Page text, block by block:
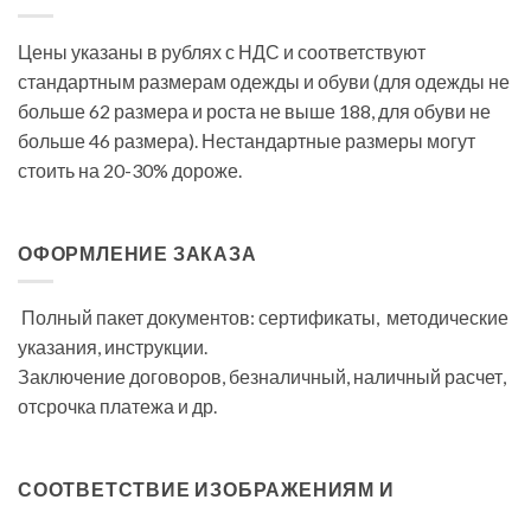
Цены указаны в рублях с НДС и соответствуют
стандартным размерам одежды и обуви (для одежды не
больше 62 размера и роста не выше 188, для обуви не
больше 46 размера). Нестандартные размеры могут
стоить на 20-30% дороже.
ОФОРМЛЕНИЕ ЗАКАЗА
Полный пакет документов: сертификаты, методические
указания, инструкции.
Заключение договоров, безналичный, наличный расчет,
отсрочка платежа и др.
СООТВЕТСТВИЕ ИЗОБРАЖЕНИЯМ И